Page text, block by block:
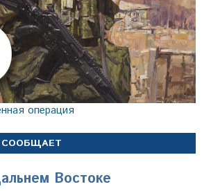
операция
Востоке